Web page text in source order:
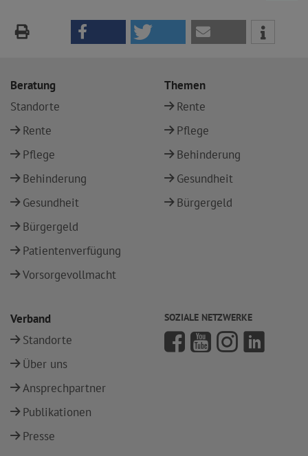
Beratung
Standorte
Rente
Pflege
Behinderung
Gesundheit
Bürgergeld
Patientenverfügung
Vorsorgevollmacht
Themen
Rente
Pflege
Behinderung
Gesundheit
Bürgergeld
Verband
Standorte
Über uns
Ansprechpartner
Publikationen
Presse
SOZIALE NETZWERKE